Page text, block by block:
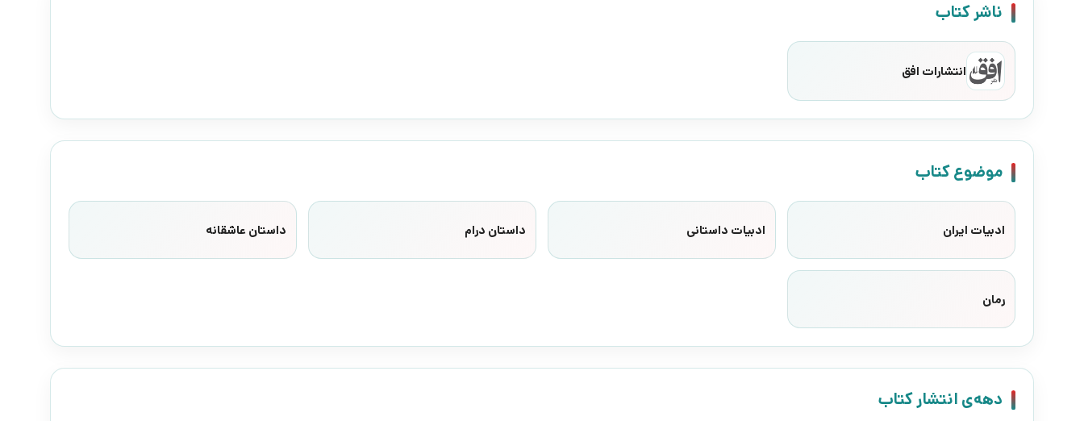
ناشر کتاب
انتشارات افق
موضوع کتاب
ادبیات ایران ادبیات داستانی داستان درام داستان عاشقانه
رمان
دهه‌ی انتشار کتاب